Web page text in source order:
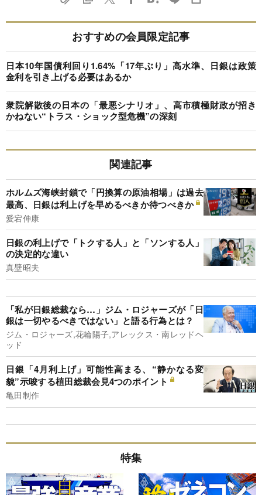
おすすめの会員限定記事
日本10年国債利回り1.64%「17年ぶり」高水準、日銀は政策
金利を引き上げる必要はあるか
衆院解散後の日本の「最悪シナリオ」、高市積極財政が招き
かねない“トラス・ショック型危機”の深刻
関連記事
ホルムズ海峡封鎖で「円換算の原油相場」は過去
最高、日銀は利上げを早めるべきか待つべきか
愛宕伸康
日銀の利上げで「トクする人」と「ソンする人」
の決定的な違い
真壁昭夫
「私が日銀総裁なら…」ジム・ロジャーズが「日
銀は一切やるべきではない」と語る行為とは？
ジム・ロジャーズ,花輪陽子,アレックス・南レッドヘ
ッド
日銀「4月利上げ」可能性高まる、“静かなる変
貌”示唆する植田総裁会見4つのポイント
亀田制作
特集